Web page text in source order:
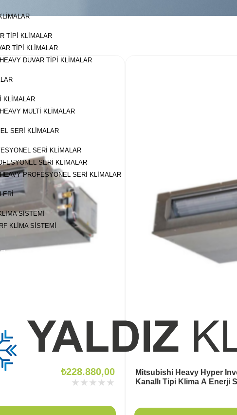
TIPI KLIMALAR
TIPI KLIMALAR
DUVAR TIPI KLIMALAR
KLIMALAR
MULTI KLIMALAR
SERI KLIMALAR
SERI KLIMALAR
SERI KLIMALAR
PROFESYONEL SERI KLIMALAR
SISTEMI
KLIMA SISTEMI
₺228.880,00
★★★★★
Mitsubishi Heavy Hyper
Kanallı Tipi Klima A Enerji